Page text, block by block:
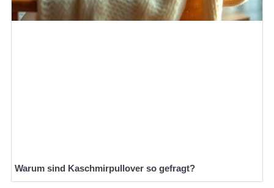
Warum sind Kaschmirpullover so gefragt?